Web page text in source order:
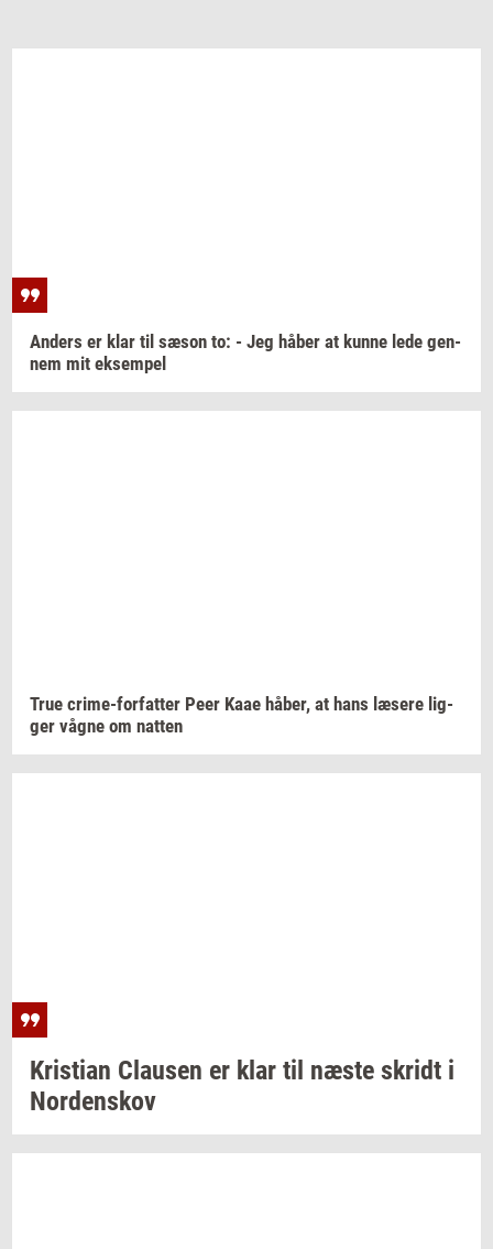
An­ders er klar til sæson to: - Jeg håber at kunne lede gen­
nem mit ek­sem­pel
True crime-​forfatter Peer Kaae håber, at hans læ­se­re lig­
ger vågne om nat­ten
Kri­sti­an Clau­sen er klar til næste skridt i
Nor­denskov